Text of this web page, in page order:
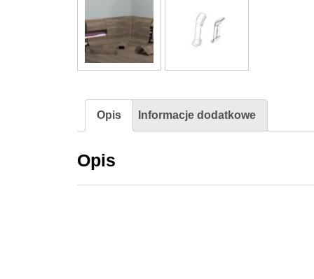
Opis Informacje dodatkowe
Opis